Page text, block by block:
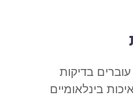
בדיקות
בינלאומיים